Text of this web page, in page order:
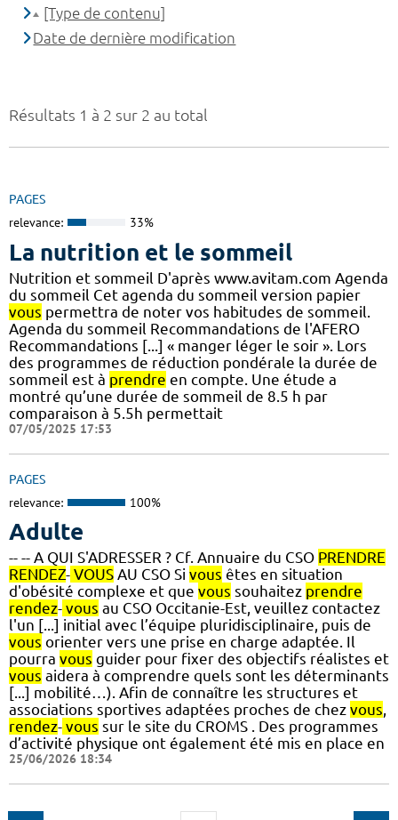
Résultats 1 à 2 sur 2 au total
PAGES
relevance: 33%
La nutrition et le sommeil
Nutrition et sommeil D'après www.avitam.com Agenda
du sommeil Cet agenda du sommeil version papier
vous permettra de noter vos habitudes de sommeil.
Agenda du sommeil Recommandations de l'AFERO
Recommandations [...] « manger léger le soir ». Lors
des programmes de réduction pondérale la durée de
sommeil est à prendre en compte. Une étude a
montré qu’une durée de sommeil de 8.5 h par
comparaison à 5.5h permettait
07/05/2025 17:53
PAGES
relevance: 100%
Adulte
-- -- A QUI S'ADRESSER ? Cf. Annuaire du CSO PRENDRE
RENDEZ- VOUS AU CSO Si vous êtes en situation
d'obésité complexe et que vous souhaitez prendre
rendez- vous au CSO Occitanie-Est, veuillez contactez
l'un [...] initial avec l’équipe pluridisciplinaire, puis de
vous orienter vers une prise en charge adaptée. Il
pourra vous guider pour fixer des objectifs réalistes et
vous aidera à comprendre quels sont les déterminants
[...] mobilité…). Afin de connaître les structures et
associations sportives adaptées proches de chez vous,
rendez- vous sur le site du CROMS . Des programmes
d’activité physique ont également été mis en place en
25/06/2026 18:34
[Type de contenu]
Date de dernière modification